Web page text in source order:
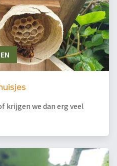
krijgen we dan erg veel